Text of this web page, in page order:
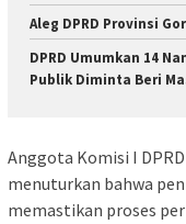
Aleg DPRD Provinsi
DPRD Umumkan 14
Publik Diminta Beri
Anggota Komisi I
menuturkan bahwa
memastikan proses